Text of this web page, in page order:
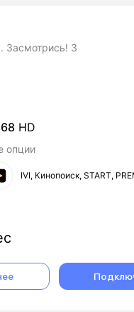
Засмотрись! 3
68 HD
опции
IVI, Кинопоиск, START,